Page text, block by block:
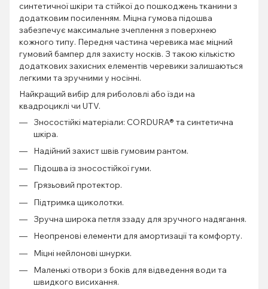
синтетичної шкіри та стійкої до пошкоджень тканини з
додатковим посиленням. Міцна гумова підошва
забезпечує максимальне зчеплення з поверхнею
кожного типу. Передня частина черевика має міцний
гумовий бампер для захисту носків. З такою кількістю
додаткових захисних елементів черевики залишаються
легкими та зручними у носінні.
Найкращий вибір для риболовлі або їзди на
квадроциклі чи UTV.
Зносостійкі матеріали: CORDURA® та синтетична
шкіра.
Надійний захист швів гумовим рантом.
Підошва із зносостійкої гуми.
Грязьовий протектор.
Підтримка щиколотки.
Зручна широка петля ззаду для зручного надягання.
Неопренові елементи для амортизації та комфорту.
Міцні нейлонові шнурки.
Маленькі отвори з боків для відведення води та
швидкого висихання.